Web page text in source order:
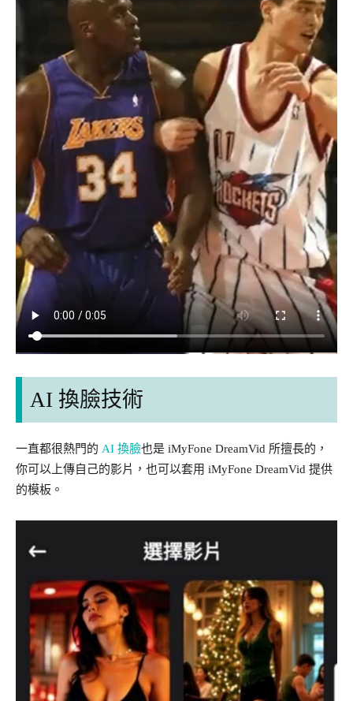
AI 換臉技術
一直都很熱門的 AI 換臉也是 iMyFone DreamVid 所擅長的，
你可以上傳自己的影片，也可以套用 iMyFone DreamVid 提供
的模板。